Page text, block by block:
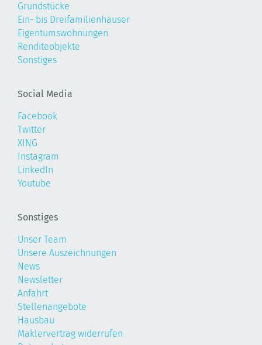
Grundstücke
Ein- bis Dreifamilienhäuser
Eigentumswohnungen
Renditeobjekte
Sonstiges
Social Media
Facebook
Twitter
XING
Instagram
LinkedIn
Youtube
Sonstiges
Unser Team
Unsere Auszeichnungen
News
Newsletter
Anfahrt
Stellenangebote
Hausbau
Maklervertrag widerrufen